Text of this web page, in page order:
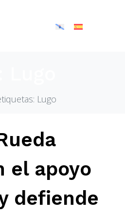
Lugo
el apoyo
defiende